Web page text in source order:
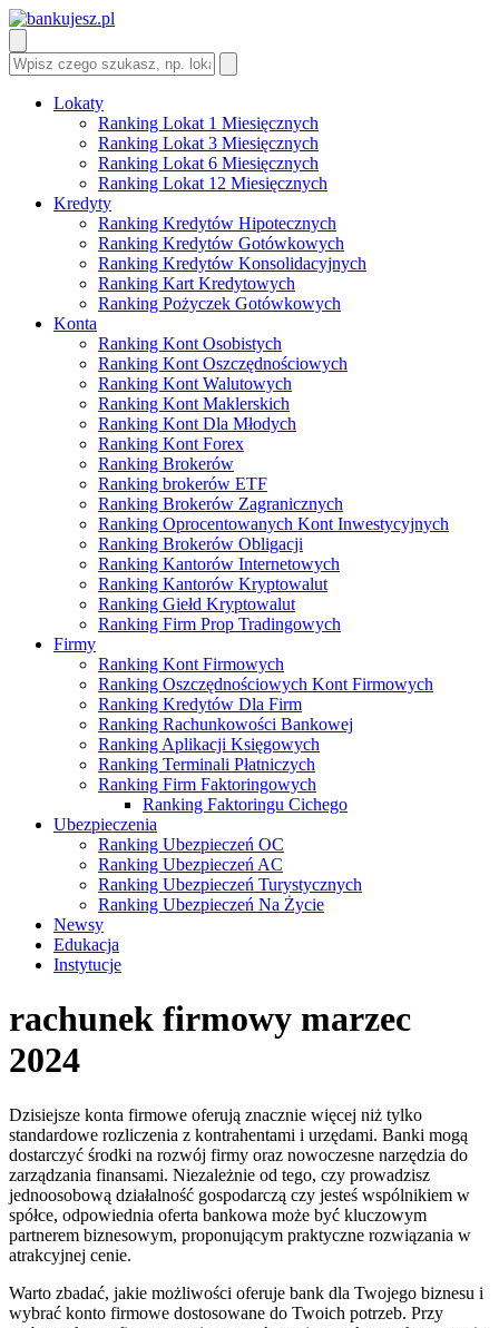
Lokaty
Ranking Lokat 1 Miesięcznych
Ranking Lokat 3 Miesięcznych
Ranking Lokat 6 Miesięcznych
Ranking Lokat 12 Miesięcznych
Kredyty
Ranking Kredytów Hipotecznych
Ranking Kredytów Gotówkowych
Ranking Kredytów Konsolidacyjnych
Ranking Kart Kredytowych
Ranking Pożyczek Gotówkowych
Konta
Ranking Kont Osobistych
Ranking Kont Oszczędnościowych
Ranking Kont Walutowych
Ranking Kont Maklerskich
Ranking Kont Dla Młodych
Ranking Kont Forex
Ranking Brokerów
Ranking brokerów ETF
Ranking Brokerów Zagranicznych
Ranking Oprocentowanych Kont Inwestycyjnych
Ranking Brokerów Obligacji
Ranking Kantorów Internetowych
Ranking Kantorów Kryptowalut
Ranking Giełd Kryptowalut
Ranking Firm Prop Tradingowych
Firmy
Ranking Kont Firmowych
Ranking Oszczędnościowych Kont Firmowych
Ranking Kredytów Dla Firm
Ranking Rachunkowości Bankowej
Ranking Aplikacji Księgowych
Ranking Terminali Płatniczych
Ranking Firm Faktoringowych
Ranking Faktoringu Cichego
Ubezpieczenia
Ranking Ubezpieczeń OC
Ranking Ubezpieczeń AC
Ranking Ubezpieczeń Turystycznych
Ranking Ubezpieczeń Na Życie
Newsy
Edukacja
Instytucje
rachunek firmowy marzec
2024
Dzisiejsze konta firmowe oferują znacznie więcej niż tylko
standardowe rozliczenia z kontrahentami i urzędami. Banki mogą
dostarczyć środki na rozwój firmy oraz nowoczesne narzędzia do
zarządzania finansami. Niezależnie od tego, czy prowadzisz
jednoosobową działalność gospodarczą czy jesteś wspólnikiem w
spółce, odpowiednia oferta bankowa może być kluczowym
partnerem biznesowym, proponującym praktyczne rozwiązania w
atrakcyjnej cenie.
Warto zbadać, jakie możliwości oferuje bank dla Twojego biznesu i
wybrać konto firmowe dostosowane do Twoich potrzeb. Przy